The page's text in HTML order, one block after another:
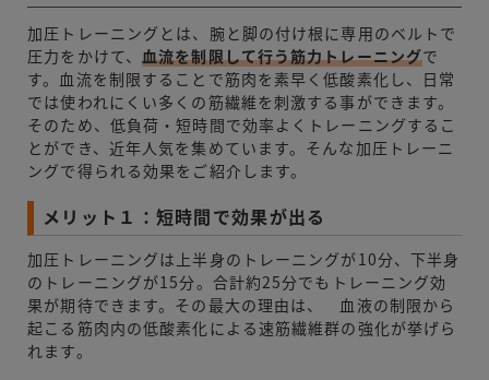
加圧トレーニングとは、腕と脚の付け根に専用のベルトで
圧力をかけて、血流を制限して行う筋力トレーニングで
す。血流を制限することで筋肉を素早く低酸素化し、日常
では使われにくい多くの筋繊維を刺激する事ができます。
そのため、低負荷・短時間で効率よくトレーニングするこ
とができ、近年人気を集めています。そんな加圧トレーニ
ングで得られる効果をご紹介します。
メリット１：短時間で効果が出る
加圧トレーニングは上半身のトレーニングが10分、下半身
のトレーニングが15分。合計約25分でもトレーニング効
果が期待できます。その最大の理由は、 血液の制限から
起こる筋肉内の低酸素化による速筋繊維群の強化が挙げら
れます。